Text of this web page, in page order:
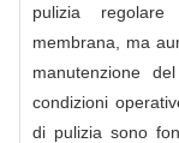
pulizia
membrana, ma
manutenzione
condizioni
di pulizia sono